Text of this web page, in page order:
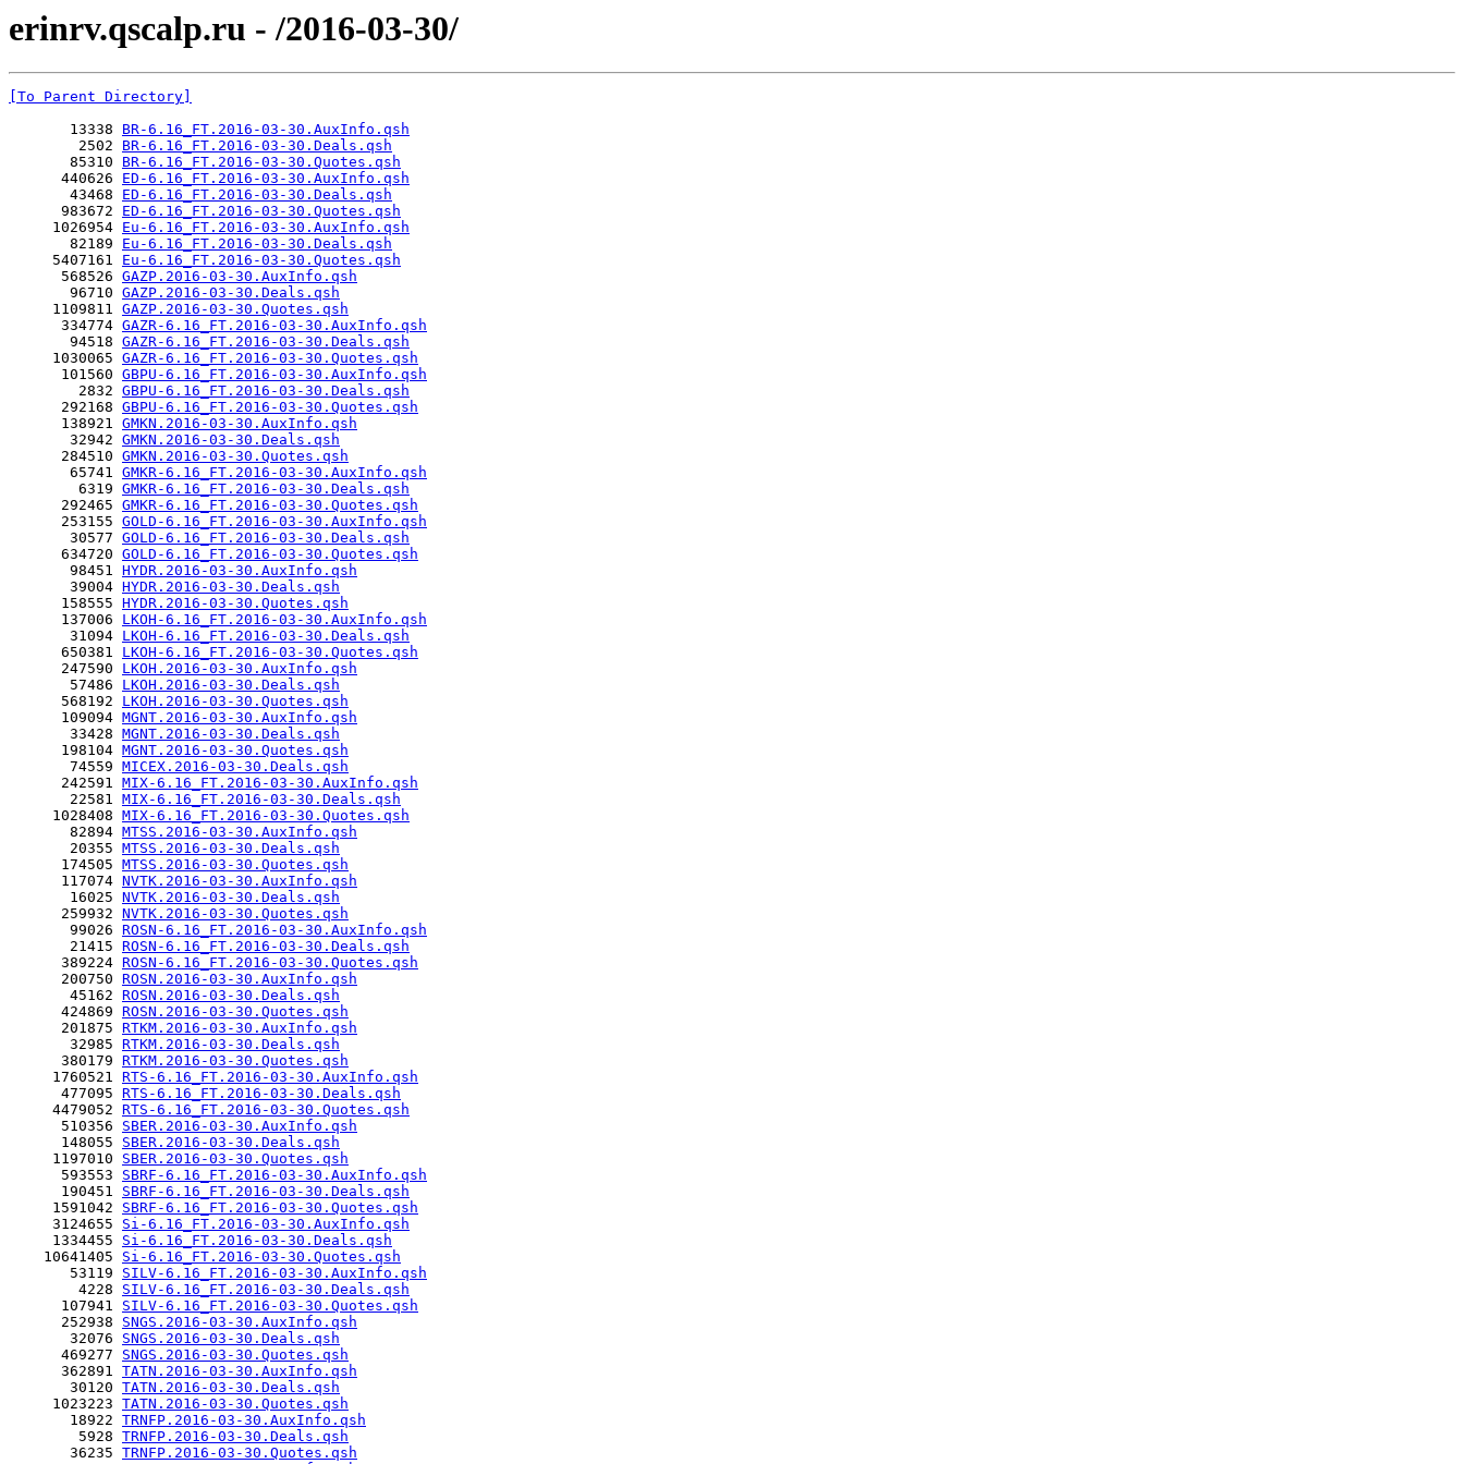
erinrv.qscalp.ru - /2016-03-30/
[To Parent Directory]
       13338
BR-6.16_FT.2016-03-30.AuxInfo.qsh
        2502
BR-6.16_FT.2016-03-30.Deals.qsh
       85310
BR-6.16_FT.2016-03-30.Quotes.qsh
      440626
ED-6.16_FT.2016-03-30.AuxInfo.qsh
       43468
ED-6.16_FT.2016-03-30.Deals.qsh
      983672
ED-6.16_FT.2016-03-30.Quotes.qsh
     1026954
Eu-6.16_FT.2016-03-30.AuxInfo.qsh
       82189
Eu-6.16_FT.2016-03-30.Deals.qsh
     5407161
Eu-6.16_FT.2016-03-30.Quotes.qsh
      568526
GAZP.2016-03-30.AuxInfo.qsh
       96710
GAZP.2016-03-30.Deals.qsh
     1109811
GAZP.2016-03-30.Quotes.qsh
      334774
GAZR-6.16_FT.2016-03-30.AuxInfo.qsh
       94518
GAZR-6.16_FT.2016-03-30.Deals.qsh
     1030065
GAZR-6.16_FT.2016-03-30.Quotes.qsh
      101560
GBPU-6.16_FT.2016-03-30.AuxInfo.qsh
        2832
GBPU-6.16_FT.2016-03-30.Deals.qsh
      292168
GBPU-6.16_FT.2016-03-30.Quotes.qsh
      138921
GMKN.2016-03-30.AuxInfo.qsh
       32942
GMKN.2016-03-30.Deals.qsh
      284510
GMKN.2016-03-30.Quotes.qsh
       65741
GMKR-6.16_FT.2016-03-30.AuxInfo.qsh
        6319
GMKR-6.16_FT.2016-03-30.Deals.qsh
      292465
GMKR-6.16_FT.2016-03-30.Quotes.qsh
      253155
GOLD-6.16_FT.2016-03-30.AuxInfo.qsh
       30577
GOLD-6.16_FT.2016-03-30.Deals.qsh
      634720
GOLD-6.16_FT.2016-03-30.Quotes.qsh
       98451
HYDR.2016-03-30.AuxInfo.qsh
       39004
HYDR.2016-03-30.Deals.qsh
      158555
HYDR.2016-03-30.Quotes.qsh
      137006
LKOH-6.16_FT.2016-03-30.AuxInfo.qsh
       31094
LKOH-6.16_FT.2016-03-30.Deals.qsh
      650381
LKOH-6.16_FT.2016-03-30.Quotes.qsh
      247590
LKOH.2016-03-30.AuxInfo.qsh
       57486
LKOH.2016-03-30.Deals.qsh
      568192
LKOH.2016-03-30.Quotes.qsh
      109094
MGNT.2016-03-30.AuxInfo.qsh
       33428
MGNT.2016-03-30.Deals.qsh
      198104
MGNT.2016-03-30.Quotes.qsh
       74559
MICEX.2016-03-30.Deals.qsh
      242591
MIX-6.16_FT.2016-03-30.AuxInfo.qsh
       22581
MIX-6.16_FT.2016-03-30.Deals.qsh
     1028408
MIX-6.16_FT.2016-03-30.Quotes.qsh
       82894
MTSS.2016-03-30.AuxInfo.qsh
       20355
MTSS.2016-03-30.Deals.qsh
      174505
MTSS.2016-03-30.Quotes.qsh
      117074
NVTK.2016-03-30.AuxInfo.qsh
       16025
NVTK.2016-03-30.Deals.qsh
      259932
NVTK.2016-03-30.Quotes.qsh
       99026
ROSN-6.16_FT.2016-03-30.AuxInfo.qsh
       21415
ROSN-6.16_FT.2016-03-30.Deals.qsh
      389224
ROSN-6.16_FT.2016-03-30.Quotes.qsh
      200750
ROSN.2016-03-30.AuxInfo.qsh
       45162
ROSN.2016-03-30.Deals.qsh
      424869
ROSN.2016-03-30.Quotes.qsh
      201875
RTKM.2016-03-30.AuxInfo.qsh
       32985
RTKM.2016-03-30.Deals.qsh
      380179
RTKM.2016-03-30.Quotes.qsh
     1760521
RTS-6.16_FT.2016-03-30.AuxInfo.qsh
      477095
RTS-6.16_FT.2016-03-30.Deals.qsh
     4479052
RTS-6.16_FT.2016-03-30.Quotes.qsh
      510356
SBER.2016-03-30.AuxInfo.qsh
      148055
SBER.2016-03-30.Deals.qsh
     1197010
SBER.2016-03-30.Quotes.qsh
      593553
SBRF-6.16_FT.2016-03-30.AuxInfo.qsh
      190451
SBRF-6.16_FT.2016-03-30.Deals.qsh
     1591042
SBRF-6.16_FT.2016-03-30.Quotes.qsh
     3124655
Si-6.16_FT.2016-03-30.AuxInfo.qsh
     1334455
Si-6.16_FT.2016-03-30.Deals.qsh
    10641405
Si-6.16_FT.2016-03-30.Quotes.qsh
       53119
SILV-6.16_FT.2016-03-30.AuxInfo.qsh
        4228
SILV-6.16_FT.2016-03-30.Deals.qsh
      107941
SILV-6.16_FT.2016-03-30.Quotes.qsh
      252938
SNGS.2016-03-30.AuxInfo.qsh
       32076
SNGS.2016-03-30.Deals.qsh
      469277
SNGS.2016-03-30.Quotes.qsh
      362891
TATN.2016-03-30.AuxInfo.qsh
       30120
TATN.2016-03-30.Deals.qsh
     1023223
TATN.2016-03-30.Quotes.qsh
       18922
TRNFP.2016-03-30.AuxInfo.qsh
        5928
TRNFP.2016-03-30.Deals.qsh
       36235
TRNFP.2016-03-30.Quotes.qsh